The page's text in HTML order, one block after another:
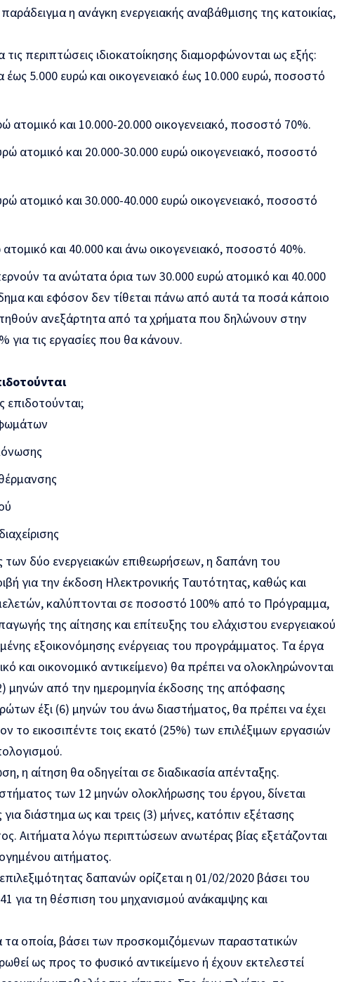
η ανάγκη ενεργειακής αναβάθμισης της κατοικίας,
τις περιπτώσεις ιδιοκατοίκησης διαμορφώνονται ως εξής:
έως 5.000 ευρώ και οικογενειακό έως 10.000 ευρώ, ποσοστό
ατομικό και 10.000-20.000 οικογενειακό, ποσοστό 70%.
ατομικό και 20.000-30.000 ευρώ οικογενειακό, ποσοστό
ατομικό και 30.000-40.000 ευρώ οικογενειακό, ποσοστό
και 40.000 και άνω οικογενειακό, ποσοστό 40%.
τα ανώτατα όρια των 30.000 ευρώ ατομικό και 40.000
και εφόσον δεν τίθεται πάνω από αυτά τα ποσά κάποιο
ανεξάρτητα από τα χρήματα που δηλώνουν στην
τις εργασίες που θα κάνουν.
επιδοτούνται;
δύο ενεργειακών επιθεωρήσεων, η δαπάνη του
για την έκδοση Ηλεκτρονικής Ταυτότητας, καθώς και
καλύπτονται σε ποσοστό 100% από το Πρόγραμμα,
της αίτησης και επίτευξης του ελάχιστου ενεργειακού
εξοικονόμησης ενέργειας του προγράμματος. Τα έργα
και οικονομικό αντικείμενο) θα πρέπει να ολοκληρώνονται
μηνών από την ημερομηνία έκδοσης της απόφασης
έξι (6) μηνών του άνω διαστήματος, θα πρέπει να έχει
το εικοσιπέντε τοις εκατό (25%) των επιλέξιμων εργασιών
η αίτηση θα οδηγείται σε διαδικασία απένταξης.
των 12 μηνών ολοκλήρωσης του έργου, δίνεται
διάστημα ως και τρεις (3) μήνες, κατόπιν εξέτασης
Αιτήματα λόγω περιπτώσεων ανωτέρας βίας εξετάζονται
αιτήματος.
δαπανών ορίζεται η 01/02/2020 βάσει του
για τη θέσπιση του μηχανισμού ανάκαμψης και
τα οποία, βάσει των προσκομιζόμενων παραστατικών
ως προς το φυσικό αντικείμενο ή έχουν εκτελεστεί